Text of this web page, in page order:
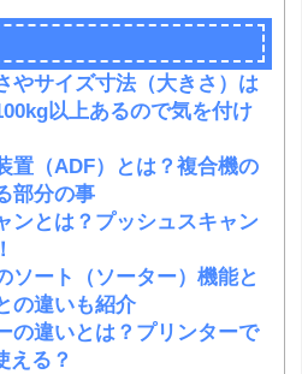
やサイズ寸法（大きさ）は
以上あるので気を付け
置（ADF）とは？複合機の
部分の事
ンとは？プッシュスキャン
ソート（ソーター）機能と
の違いも紹介
の違いとは？プリンターで
える？